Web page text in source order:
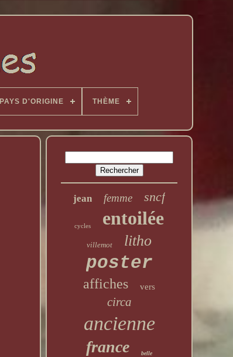
PAYS D'ORIGINE THÈME
jean femme sncf
cycles entoilée
villemot litho
poster
affiches vers
circa
ancienne
france belle